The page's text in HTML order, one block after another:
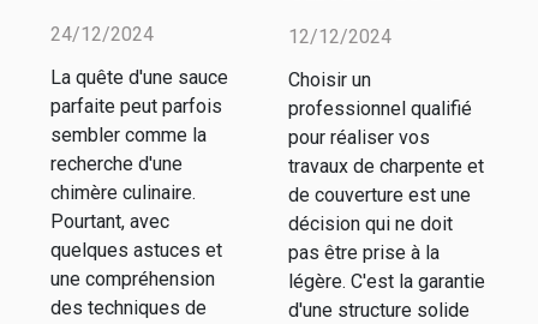
parfaite à
24/12/2024
La quête d'une sauce
parfaite peut parfois
sembler comme la
recherche d'une
chimère culinaire.
Pourtant, avec
quelques astuces et
une compréhension
des techniques de
professionnel
travaux de
charpente et
couverture
12/12/2024
Choisir un
professionnel qualifié
pour réaliser vos
travaux de charpente et
de couverture est une
décision qui ne doit
pas être prise à la
légère. C'est la garantie
d'une structure solide